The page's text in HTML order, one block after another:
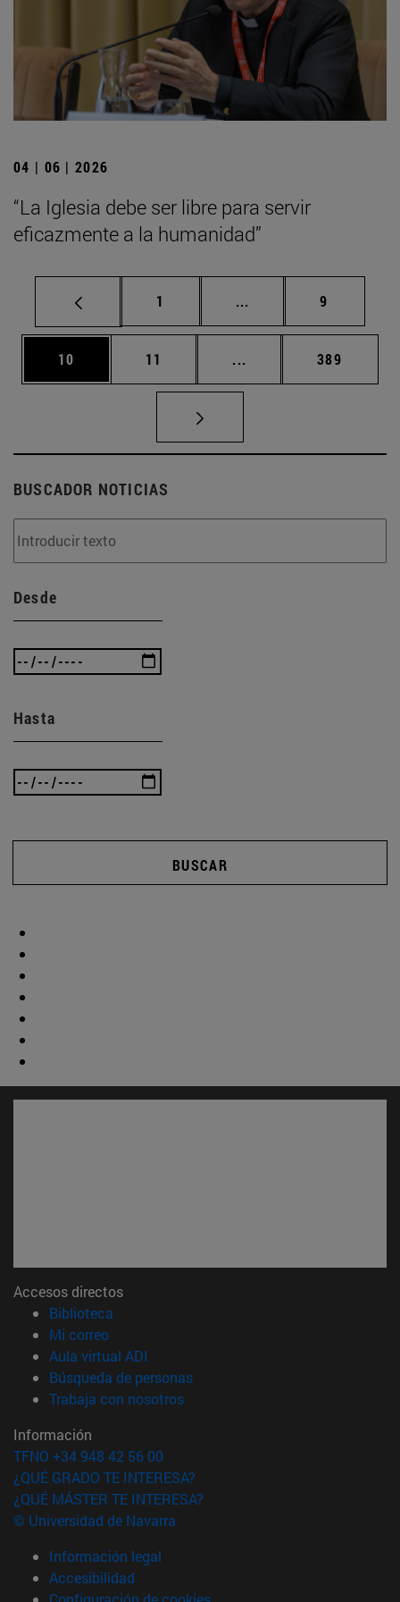
04 | 06 | 2026
“La Iglesia debe ser libre para servir
eficazmente a la humanidad”
Página
1 ... Páginas intermedias
Página
9
Página
10 Página
11 ... Páginas intermedias
Página
389
BUSCADOR NOTICIAS
Desde
Hasta
BUSCAR
Accesos directos
Biblioteca
Mi correo(abre en nueva ventana)
Aula virtual ADI
Búsqueda de personas(abre en nueva ventana)
Trabaja con nosotros(abre en nueva ventana)
Información
TFNO +34 948 42 56 00
¿QUÉ GRADO TE INTERESA?
¿QUÉ MÁSTER TE INTERESA?
© Universidad de Navarra
Información legal
Accesibilidad